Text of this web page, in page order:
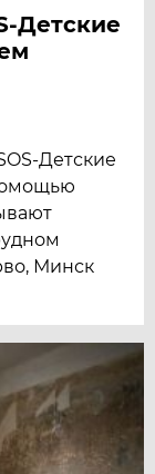
Детские
Детские
Минск